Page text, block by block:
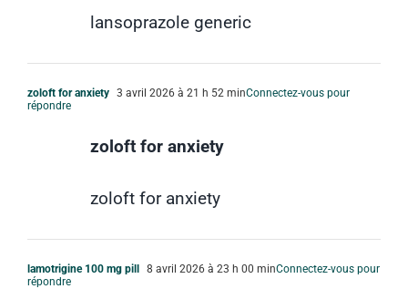
lansoprazole generic
zoloft for anxiety 3 avril 2026 à 21 h 52 minConnectez-vous pour
répondre
zoloft for anxiety
zoloft for anxiety
lamotrigine 100 mg pill 8 avril 2026 à 23 h 00 minConnectez-vous pour
répondre